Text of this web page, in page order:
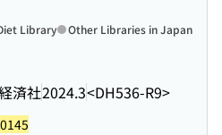
済社2024.3<DH536-R9>
Library Other Libraries in Japan